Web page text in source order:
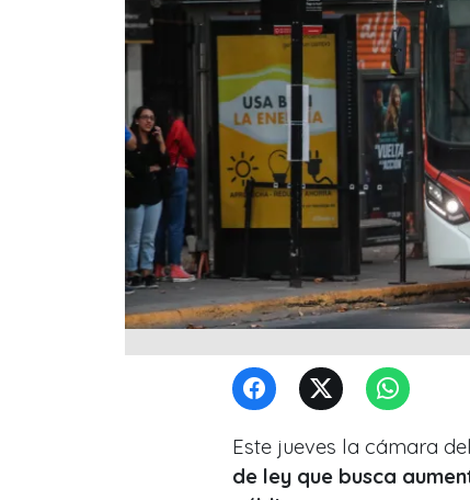
Este jueves la cámara
de ley que busca